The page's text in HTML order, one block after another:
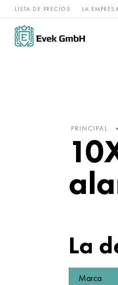
LISTA DE PRECIOS LA
Aleaciones de
níquel
PRINCIPAL
La
Marca